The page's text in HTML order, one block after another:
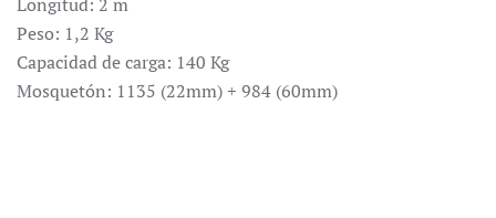
Peso: 1,2 Kg
Capacidad de carga: 140 Kg
Mosquetón: 1135 (22mm) + 984 (60mm)